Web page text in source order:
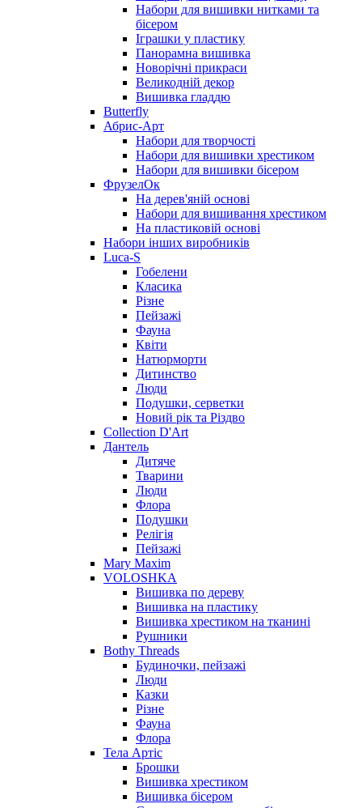
Набори для вишивки нитками та
бісером
Іграшки у пластику
Панорамна вишивка
Новорічні прикраси
Великодній декор
Вишивка гладдю
Butterfly
Абрис-Арт
Набори для творчості
Набори для вишивки хрестиком
Набори для вишивки бісером
ФрузелОк
На дерев'яній основі
Набори для вишивання хрестиком
На пластиковій основі
Набори інших виробників
Luca-S
Гобелени
Класика
Різне
Пейзажі
Фауна
Квіти
Натюрморти
Дитинство
Люди
Подушки, серветки
Новий рік та Різдво
Collection D'Art
Дантель
Дитяче
Тварини
Люди
Флора
Подушки
Релігія
Пейзажі
Mary Maxim
VOLOSHKA
Вишивка по дереву
Вишивка на пластику
Вишивка хрестиком на тканині
Рушники
Bothy Threads
Будиночки, пейзажі
Люди
Казки
Різне
Фауна
Флора
Тела Артіс
Брошки
Вишивка хрестиком
Вишивка бісером